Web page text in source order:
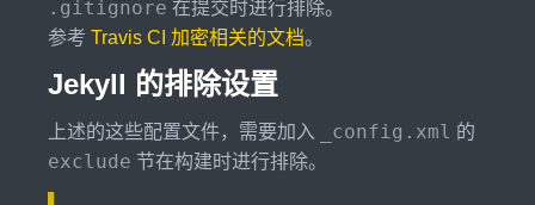
.gitignore 在提交时进行排除。
参考 Travis CI 加密相关的文档。
Jekyll 的排除设置
上述的这些配置文件，需要加入 _config.xml 的
exclude 节在构建时进行排除。